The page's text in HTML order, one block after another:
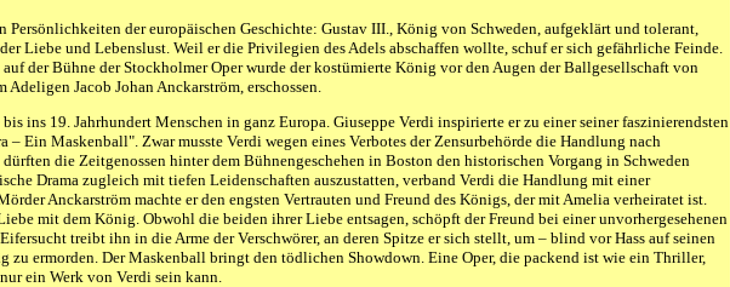
Persönlichkeiten der europäischen Geschichte: Gustav III., König von Schweden, aufgeklärt und tolerant,
Liebe und Lebenslust. Weil er die Privilegien des Adels abschaffen wollte, schuf er sich gefährliche Feinde.
der Bühne der Stockholmer Oper wurde der kostümierte König vor den Augen der Ballgesellschaft von
Adeligen Jacob Johan Anckarström, erschossen.
ins 19. Jahrhundert Menschen in ganz Europa. Giuseppe Verdi inspirierte er zu einer seiner faszinierendsten
– Ein Maskenball". Zwar musste Verdi wegen eines Verbotes der Zensurbehörde die Handlung nach
die Zeitgenossen hinter dem Bühnengeschehen in Boston den historischen Vorgang in Schweden
Drama zugleich mit tiefen Leidenschaften auszustatten, verband Verdi die Handlung mit einer
Anckarström machte er den engsten Vertrauten und Freund des Königs, der mit Amelia verheiratet ist.
mit dem König. Obwohl die beiden ihrer Liebe entsagen, schöpft der Freund bei einer unvorhergesehenen
treibt ihn in die Arme der Verschwörer, an deren Spitze er sich stellt, um – blind vor Hass auf seinen
zu ermorden. Der Maskenball bringt den tödlichen Showdown. Eine Oper, die packend ist wie ein Thriller,
ein Werk von Verdi sein kann.